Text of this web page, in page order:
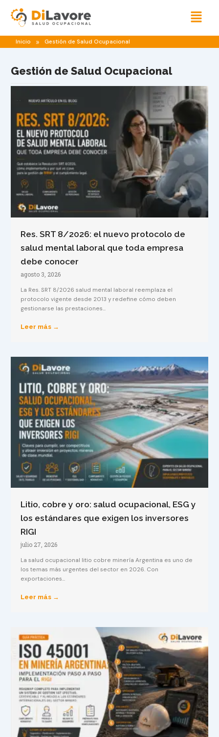
Menú
Inicio » Gestión de Salud Ocupacional
Gestión de Salud Ocupacional
Res. SRT 8/2026: el nuevo protocolo de
salud mental laboral que toda empresa
debe conocer
agosto 3, 2026
La Res. SRT 8/2026 salud mental laboral reemplaza el
protocolo vigente desde 2013 y redefine cómo deben
gestionarse las prestaciones...
Leer más →
Litio, cobre y oro: salud ocupacional, ESG y
los estándares que exigen los inversores
RIGI
julio 27, 2026
La salud ocupacional litio cobre minería Argentina es uno de
los temas más urgentes del sector en 2026. Con
exportaciones...
Leer más →